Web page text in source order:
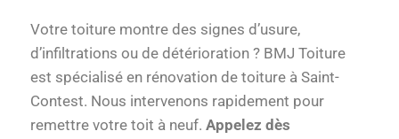
Votre toiture montre des signes d’usure,
d’infiltrations ou de détérioration ? BMJ Toiture
est spécialisé en rénovation de toiture à Saint-
Contest. Nous intervenons rapidement pour
remettre votre toit à neuf. Appelez dès